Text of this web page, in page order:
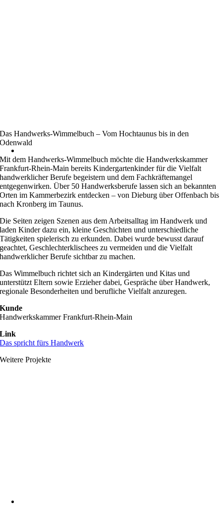
Das Handwerks-Wimmelbuch – Vom Hochtaunus bis in den
Odenwald
Mit dem Handwerks-Wimmelbuch möchte die Handwerkskammer
Frankfurt-Rhein-Main bereits Kindergartenkinder für die Vielfalt
handwerklicher Berufe begeistern und dem Fachkräftemangel
entgegenwirken. Über 50 Handwerksberufe lassen sich an bekannten
Orten im Kammerbezirk entdecken – von Dieburg über Offenbach bis
nach Kronberg im Taunus.
Die Seiten zeigen Szenen aus dem Arbeitsalltag im Handwerk und
laden Kinder dazu ein, kleine Geschichten und unterschiedliche
Tätigkeiten spielerisch zu erkunden. Dabei wurde bewusst darauf
geachtet, Geschlechterklischees zu vermeiden und die Vielfalt
handwerklicher Berufe sichtbar zu machen.
Das Wimmelbuch richtet sich an Kindergärten und Kitas und
unterstützt Eltern sowie Erzieher dabei, Gespräche über Handwerk,
regionale Besonderheiten und berufliche Vielfalt anzuregen.
Kunde
Handwerkskammer Frankfurt-Rhein-Main
Link
Das spricht fürs Handwerk
Weitere Projekte